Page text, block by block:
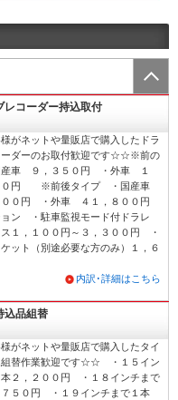
レコーダー持込取付
がネットや量販店で購入したドラ
ーダーのお取付歓迎です☆☆※前の
車 ９，３５０円 ・外車 １
０円 ※前後タイプ ・国産車
００円 ・外車 ４１，８００円
ン ・駐車監視モード付ドラレ
１，１００円～３，３００円 ・
ット（別途必要な方のみ）１，６
内訳･詳細はこちら
込品組替
がネットや量販店で購入したタイ
組替作業歓迎です☆☆ ・１５イン
本２，２００円 ・１８インチまで
７５０円 ・１９インチまで１本